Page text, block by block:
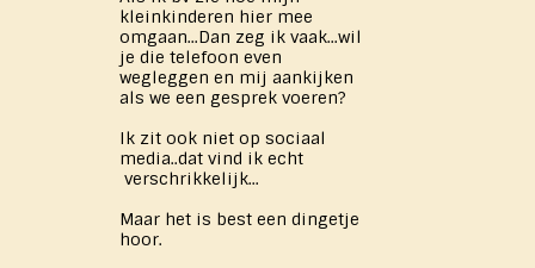
kleinkinderen hier mee
omgaan...Dan zeg ik vaak...wil
je die telefoon even
wegleggen en mij aankijken
als we een gesprek voeren?
Ik zit ook niet op sociaal
media..dat vind ik echt
verschrikkelijk...
Maar het is best een dingetje
hoor.